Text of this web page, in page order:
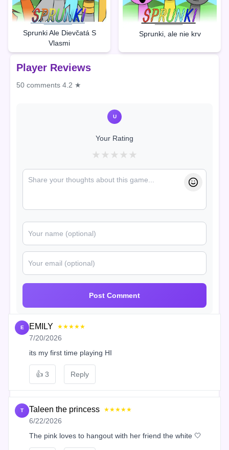
Sprunki Ale Dievčatá S
Vlasmi
Sprunki, ale nie krv
Player Reviews
50 comments 4.2 ★
U
Your Rating
★ ★ ★ ★ ★
Post Comment
E EMILY ★★★★★
7/20/2026
its my first time playing HI
👍 3 Reply
T Taleen the princess ★★★★★
6/22/2026
The pink loves to hangout with her friend the white 🤍